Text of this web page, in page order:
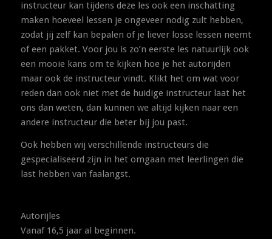
instructeur kan tijdens deze les ook een inschatting
maken hoeveel lessen je ongeveer nodig zult hebben,
zodat jij zelf kan bepalen of je liever losse lessen neemt
of een pakket. Voor jou is zo’n eerste les natuurlijk ook
een mooie kans om te kijken hoe je het autorijden
maar ook de instructeur vindt. Klikt het om wat voor
reden dan ook niet met de huidige instructeur laat het
ons dan weten, dan kunnen we altijd kijken naar een
andere instructeur die beter bij jou past.
Ook hebben wij verschillende instructeurs die
gespecialiseerd zijn in het omgaan met leerlingen die
last hebben van faalangst.
Autorijles
Vanaf 16,5 jaar al beginnen.